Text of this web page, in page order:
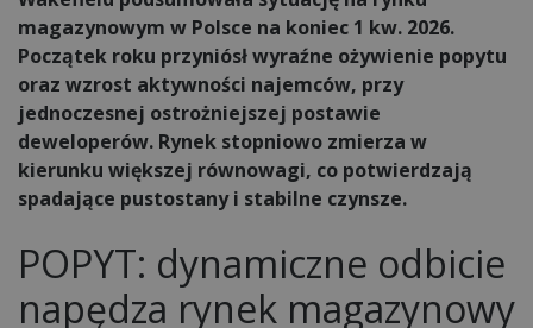
magazynowym w Polsce na koniec 1 kw. 2026.
Początek roku przyniósł wyraźne ożywienie popytu
oraz wzrost aktywności najemców, przy
jednoczesnej ostrożniejszej postawie
deweloperów. Rynek stopniowo zmierza w
kierunku większej równowagi, co potwierdzają
spadające pustostany i stabilne czynsze.
POPYT: dynamiczne odbicie
napędza rynek magazynowy